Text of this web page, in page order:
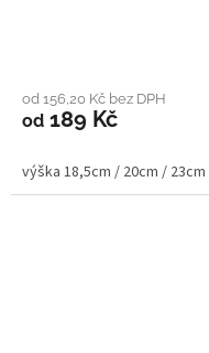
od 156,20 Kč bez DPH
od 189 Kč
výška 18,5cm / 20cm / 23cm